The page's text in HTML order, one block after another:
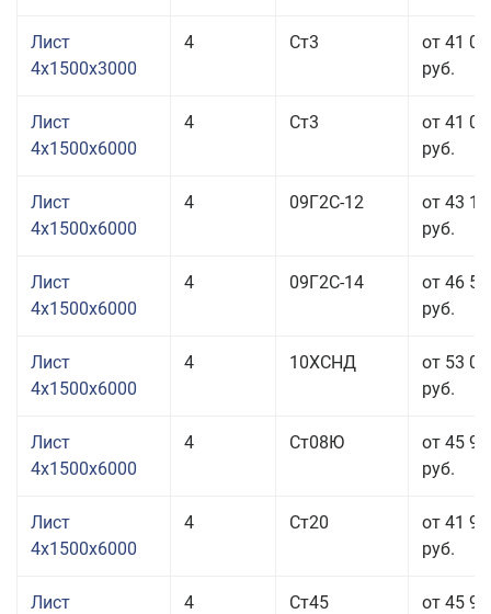
Лист
4x1500x3000
4 Ст3
от 41
руб.
Лист
4x1500x6000
4 Ст3
от 41
руб.
Лист
4x1500x6000
4 09Г2С-12
от 43
руб.
Лист
4x1500x6000
4 09Г2С-14
от 46
руб.
Лист
4x1500x6000
4 10ХСНД
от 53
руб.
Лист
4x1500x6000
4 Ст08Ю
от 45
руб.
Лист
4x1500x6000
4 Ст20
от 41
руб.
Лист
4 Ст45
от 45